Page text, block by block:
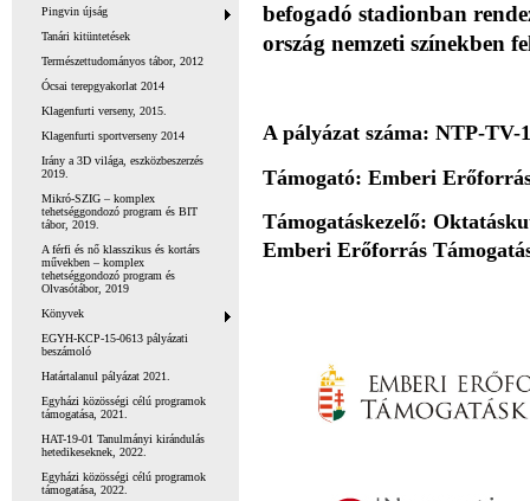
Pingvin újság
Tanári kitüntetések
Természettudományos tábor, 2012
Ócsai terepgyakorlat 2014
Klagenfurti verseny, 2015.
Klagenfurti sportverseny 2014
Irány a 3D világa, eszközbeszerzés
2019.
Mikró-SZIG – komplex
tehetséggondozó program és BIT
tábor, 2019.
A férfi és nő klasszikus és kortárs
művekben – komplex
tehetséggondozó program és
Olvasótábor, 2019
Könyvek
EGYH-KCP-15-0613 pályázati
beszámoló
Határtalanul pályázat 2021.
Egyházi közösségi célú programok
támogatása, 2021.
HAT-19-01 Tanulmányi kirándulás
hetedikeseknek, 2022.
Egyházi közösségi célú programok
támogatása, 2022.
befogadó stadionban
ország nemzeti színekben
A pályázat száma: NTP-TV-
Támogató: Emberi
Támogatáskezelő:
Emberi Erőforrás